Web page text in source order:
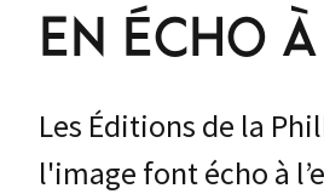
EN ÉCHO
Les Éditions de la
l'image font écho à